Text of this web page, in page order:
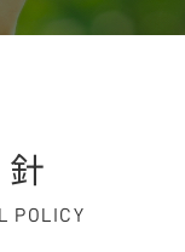
POLICY